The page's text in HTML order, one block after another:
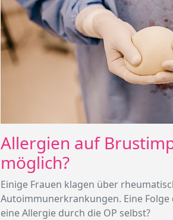
Allergien auf
möglich?
Einige Frauen klagen über
Autoimmunerkrankungen. Eine
eine Allergie durch die OP selbst?